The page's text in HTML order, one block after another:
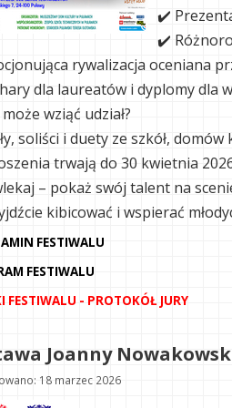
✔️
✔️
rywalizacja oceniana
dla laureatów i dyplomy dla
wziąć udział?
soliści i duety ze szkół,
trwają do 30 kwietnia
– pokaż swój talent na
kibicować i wspierać
FESTIWALU
FESTIWALU
FESTIWALU - PROTOKÓŁ JURY
Joanny
18 marzec 2026